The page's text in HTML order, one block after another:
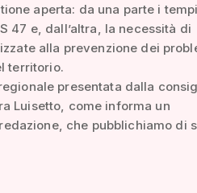
aperta: da una parte i
47 e, dall’altra, la necessità di
alla prevenzione dei
territorio.
presentata dalla
Luisetto, come informa un
che pubblichiamo di